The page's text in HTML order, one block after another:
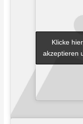
Klicke
akzeptieren
Klicke
akzeptieren